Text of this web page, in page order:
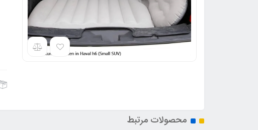
محصولات مرتبط